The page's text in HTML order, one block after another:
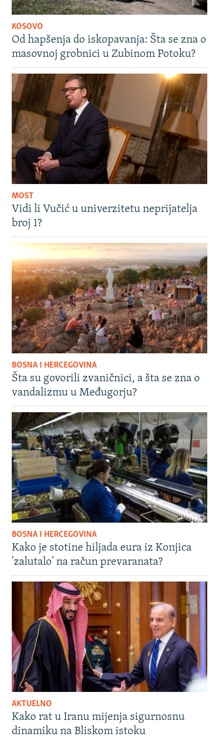
KOSOVO
Od hapšenja do iskopavanja: Šta se zna o
masovnoj grobnici u Zubinom Potoku?
MOST
Vidi li Vučić u univerzitetu neprijatelja
broj 1?
BOSNA I HERCEGOVINA
Šta su govorili zvaničnici, a šta se zna o
vandalizmu u Međugorju?
BOSNA I HERCEGOVINA
Kako je stotine hiljada eura iz Konjica
'zalutalo' na račun prevaranata?
AKTUELNO
Kako rat u Iranu mijenja sigurnosnu
dinamiku na Bliskom istoku